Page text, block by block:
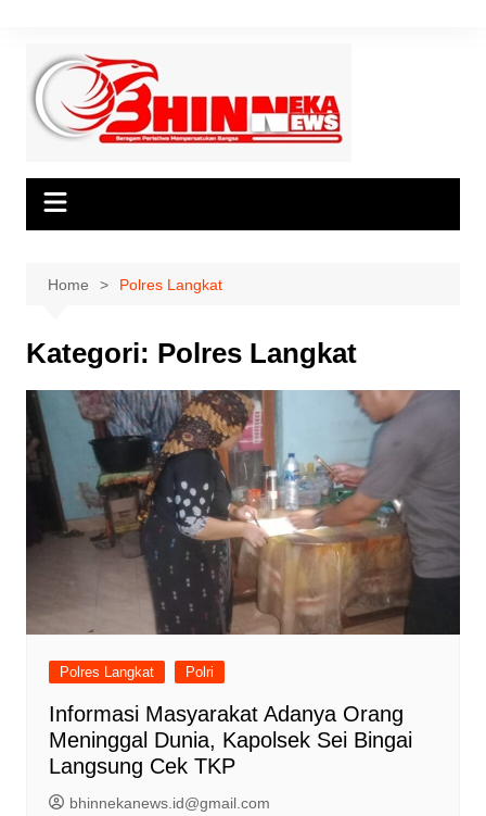
content
Home Polres Langkat
Kategori: Polres Langkat
Polres Langkat Polri
Informasi Masyarakat Adanya Orang
Meninggal Dunia, Kapolsek Sei Bingai
Langsung Cek TKP
bhinnekanews.id@gmail.com